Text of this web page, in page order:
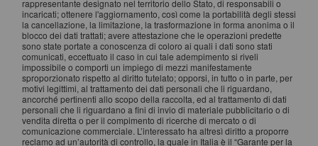
rappresentante designato nel territorio dello Stato, di responsabili o
incaricati; ottenere l'aggiornamento, così come la portabilità degli stessi
la cancellazione, la limitazione, la trasformazione in forma anonima o il
blocco dei dati trattati; avere attestazione che le operazioni predette
sono state portate a conoscenza di coloro ai quali i dati sono stati
comunicati, eccettuato il caso in cui tale adempimento si riveli
impossibile o comporti un impiego di mezzi manifestamente
sproporzionato rispetto al diritto tutelato; opporsi, in tutto o in parte, per
motivi legittimi, al trattamento dei dati personali che li riguardano,
ancorché pertinenti allo scopo della raccolta, ed al trattamento di dati
personali che li riguardano a fini di invio di materiale pubblicitario o di
vendita diretta o per il compimento di ricerche di mercato o di
comunicazione commerciale. L’interessato ha altresì diritto a proporre
reclamo ad un’autorità di controllo, la quale in Italia è il “Garante per la